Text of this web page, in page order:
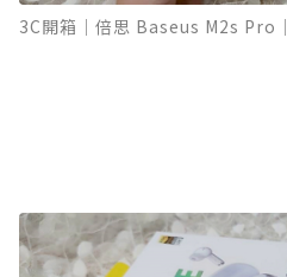
3C開箱｜倍思 Baseus M2s Pro